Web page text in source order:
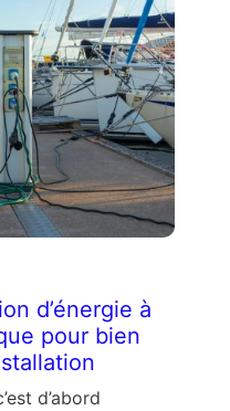
d’énergie à
pour bien
d’abord